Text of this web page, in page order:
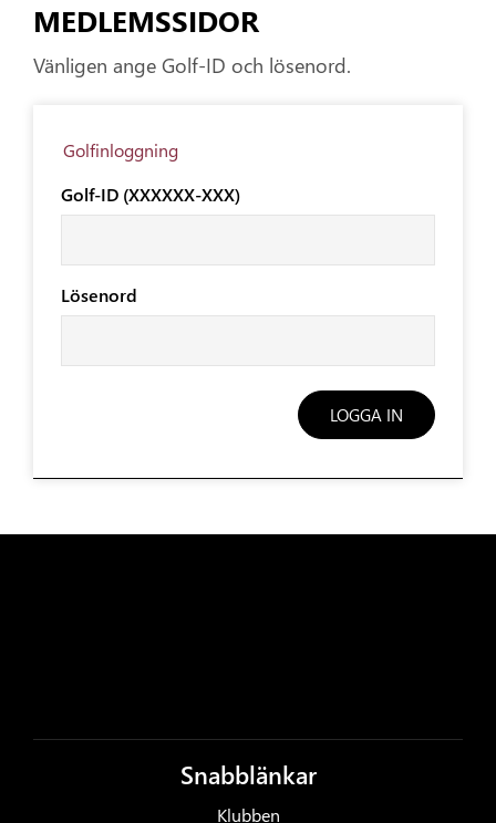
MEDLEMSSIDOR
Vänligen ange Golf-ID och lösenord.
Golfinloggning
Golf-ID (XXXXXX-XXX)
Lösenord
LOGGA IN
Snabblänkar
Klubben